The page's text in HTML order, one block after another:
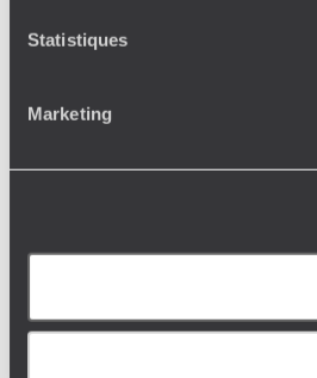
Statistiques
Marketing